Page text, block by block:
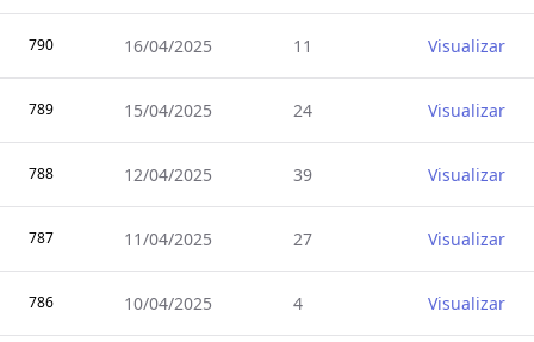
790 16/04/2025 11 Visualizar
789 15/04/2025 24 Visualizar
788 12/04/2025 39 Visualizar
787 11/04/2025 27 Visualizar
786 10/04/2025 4 Visualizar